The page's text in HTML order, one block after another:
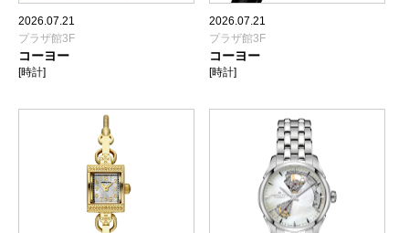
2026.07.21
プラザ館3F
コーヨー
[時計]
2026.07.21
プラザ館3F
コーヨー
[時計]